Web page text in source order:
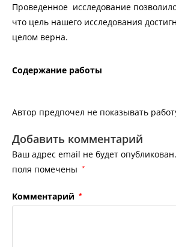
Проведенное исследование
что цель нашего исследования
целом верна.
Содержание работы
Автор предпочел не показывать
Добавить комментарий
Ваш адрес email не будет опубликован.
поля помечены *
Комментарий *